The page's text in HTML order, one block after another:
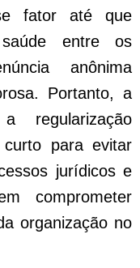
fator até que
entre os
anônima
Portanto, a
regularização
para evitar
jurídicos e
comprometer
organização no